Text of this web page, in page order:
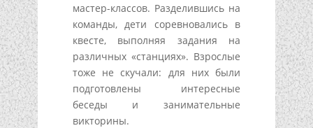
мастер-классов. Разделившись на
команды, дети соревновались в
квесте, выполняя задания на
различных «станциях». Взрослые
тоже не скучали: для них были
подготовлены интересные
беседы и занимательные
викторины.